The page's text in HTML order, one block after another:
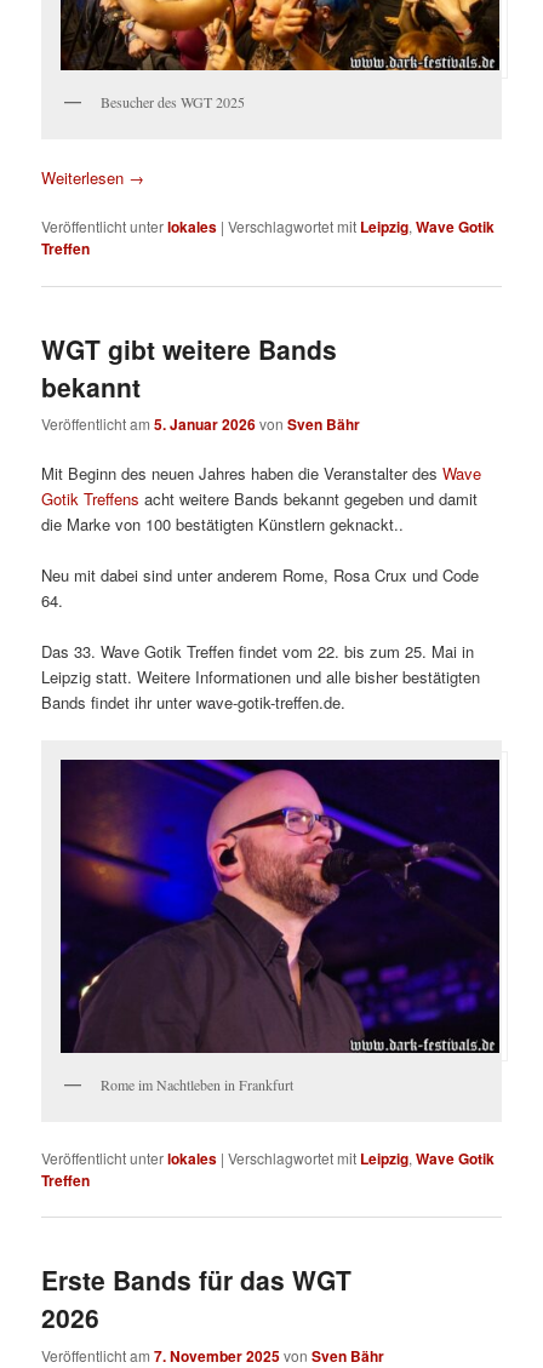
Besucher des WGT 2025
Weiterlesen →
Veröffentlicht unterlokales |Verschlagwortet mit Leipzig,Wave Gotik
Treffen
WGT gibt weitere Bands
bekannt
Veröffentlicht am5. Januar 2026vonSven Bähr
Mit Beginn des neuen Jahres haben die Veranstalter desWave
Gotik Treffens acht weitere Bands bekannt gegeben und damit
die Marke von 100 bestätigten Künstlern geknackt..
Neu mit dabei sind unter anderem Rome, Rosa Crux und Code
64.
Das 33. Wave Gotik Treffen findet vom 22. bis zum 25. Mai in
Leipzig statt. Weitere Informationen und alle bisher bestätigten
Bands findet ihr unter wave-gotik-treffen.de.
Rome im Nachtleben in Frankfurt
Veröffentlicht unterlokales |Verschlagwortet mit Leipzig,Wave Gotik
Treffen
Erste Bands für das WGT
2026
Veröffentlicht am7. November 2025vonSven Bähr